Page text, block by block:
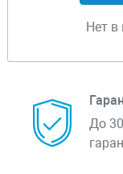
Нет в
До